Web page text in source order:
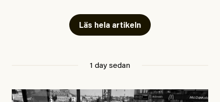
journalistik som vänder sig till många snarare än att
jaga inbördes beundran. Det har i alla fall fungerat för
McGowan riktar sin kritik mot.
Läs hela artikeln
1 day sedan